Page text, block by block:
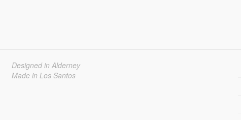
Designed in Alderney
Made in Los Santos